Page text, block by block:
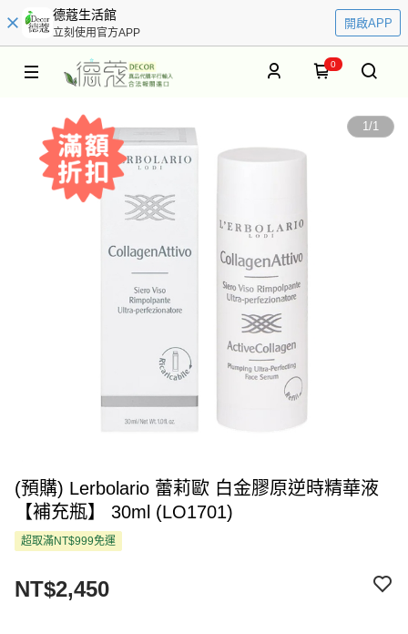
德蔻生活館
立刻使用官方APP
開啟APP
0
1/1
(預購) Lerbolario 蕾莉歐 白金膠原逆時精華液
【補充瓶】 30ml (LO1701)
超取滿NT$999免運
NT$2,450